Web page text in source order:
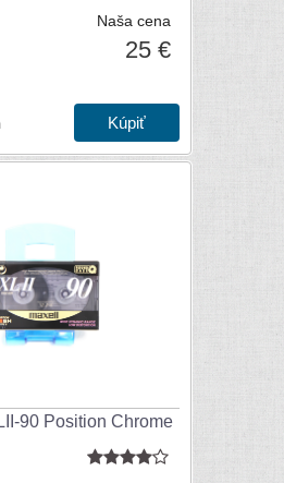
Naša cena
25 €
90 Position Chrome